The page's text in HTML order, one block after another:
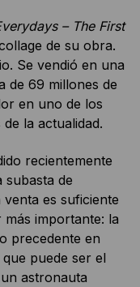
– The First
de su obra.
Se vendió en una
de 69 millones de
en uno de los
la actualidad.
recientemente
subasta de
venta es suficiente
importante: la
precedente en
puede ser el
astronauta